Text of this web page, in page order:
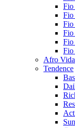
Fio
Fio
Fio
Fio
Fio
Fio
Afro
Tendence
Sun